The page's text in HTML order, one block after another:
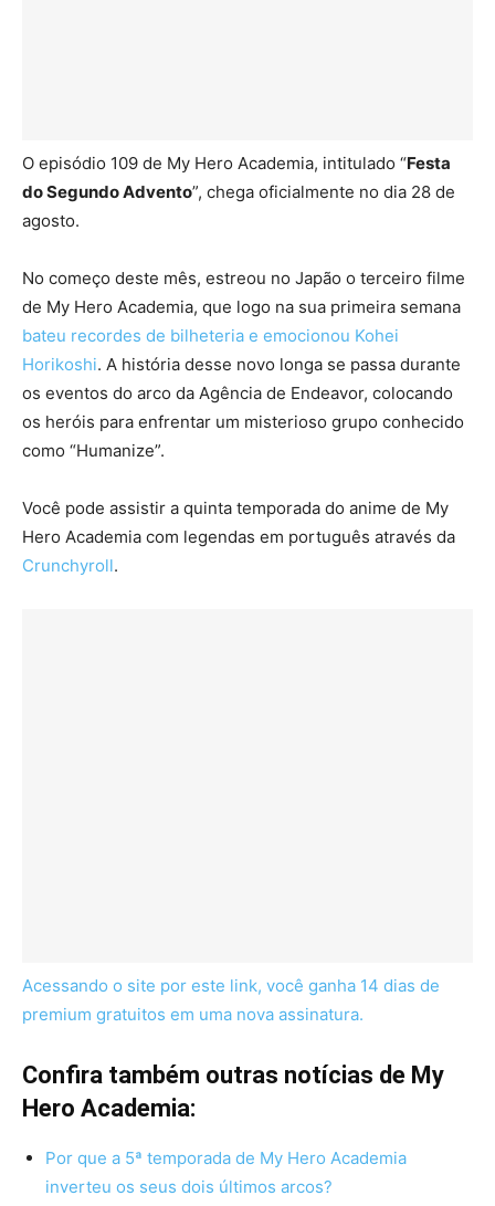
O episódio 109 de My Hero Academia, intitulado “Festa
do Segundo Advento”, chega oficialmente no dia 28 de
agosto.
No começo deste mês, estreou no Japão o terceiro filme
de My Hero Academia, que logo na sua primeira semana
bateu recordes de bilheteria e emocionou Kohei
Horikoshi. A história desse novo longa se passa durante
os eventos do arco da Agência de Endeavor, colocando
os heróis para enfrentar um misterioso grupo conhecido
como “Humanize”.
Você pode assistir a quinta temporada do anime de My
Hero Academia com legendas em português através da
Crunchyroll.
Acessando o site por este link, você ganha 14 dias de
premium gratuitos em uma nova assinatura.
Confira também outras notícias de My
Hero Academia:
Por que a 5ª temporada de My Hero Academia
inverteu os seus dois últimos arcos?